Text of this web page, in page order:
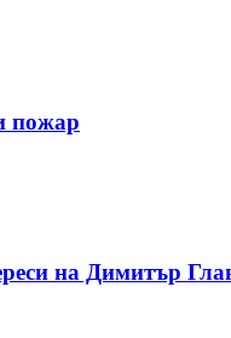
пожар
на Димитър